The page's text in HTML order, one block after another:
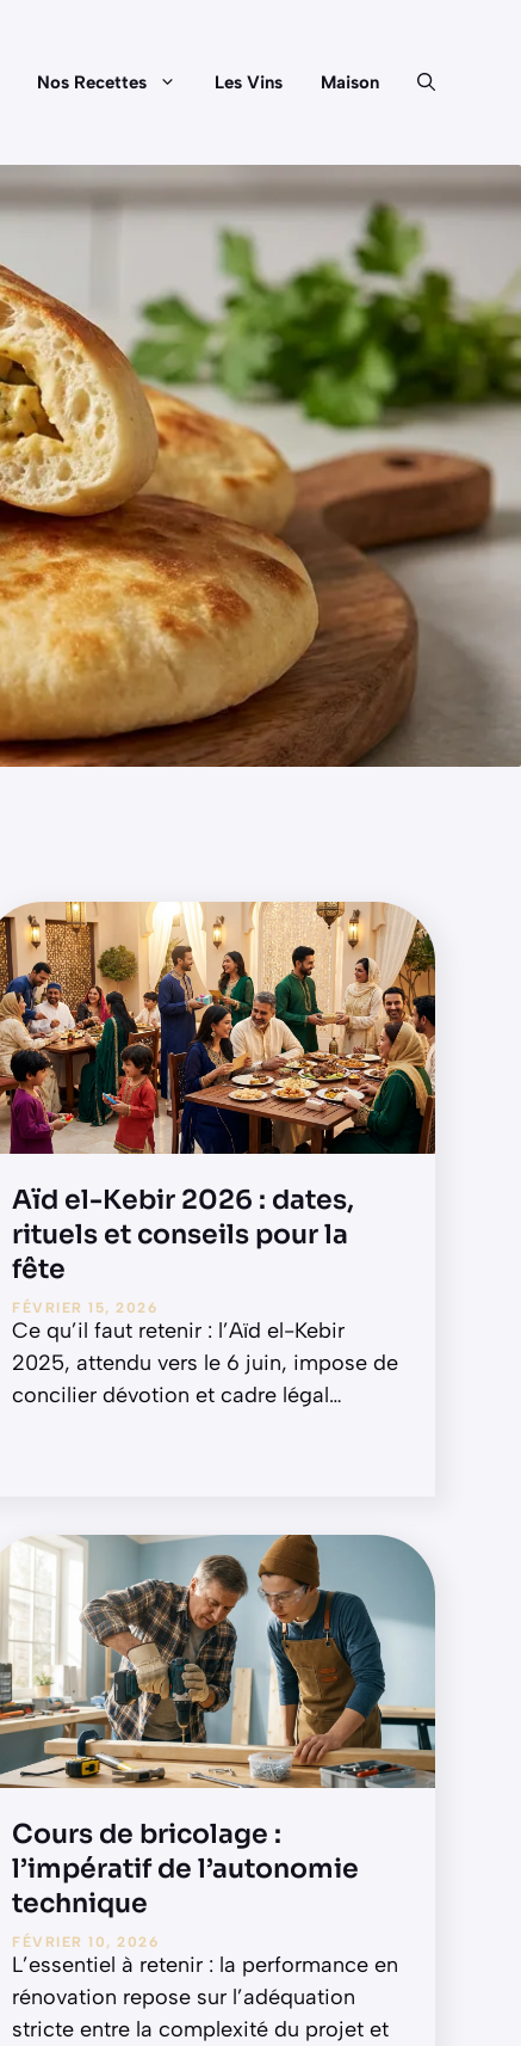
Nos Recettes Les Vins Maison
Aïd el-Kebir 2026 : dates,
rituels et conseils pour la
fête
FÉVRIER 15, 2026
Ce qu’il faut retenir : l’Aïd el-Kebir
2025, attendu vers le 6 juin, impose de
concilier dévotion et cadre légal…
Cours de bricolage :
l’impératif de l’autonomie
technique
FÉVRIER 10, 2026
L’essentiel à retenir : la performance en
rénovation repose sur l’adéquation
stricte entre la complexité du projet et